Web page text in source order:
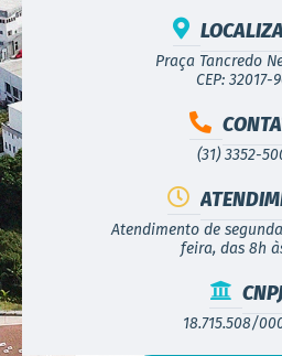
Praça Tancredo
CEP: 32017-
(31) 3352-
Atendimento de
feira, das 8h
18.715.508/